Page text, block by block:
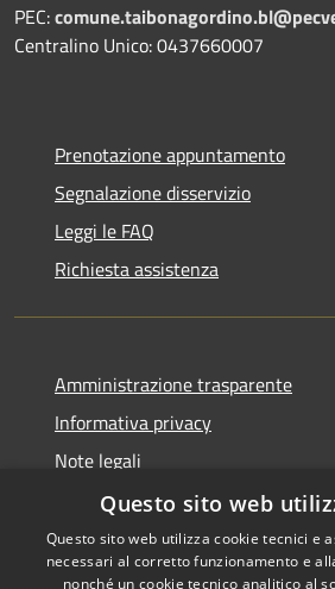
PEC:
Centralino Unico: 0437660007
Prenotazione appuntamento
Segnalazione disservizio
Leggi le FAQ
Richiesta assistenza
Amministrazione trasparente
Informativa privacy
Note legali
Dichiarazione di accessibilità
Questo sito web
Questo sito web utilizza cookie tecnici e
necessari al corretto funzionamento e
nonché un cookie tecnico analitico al